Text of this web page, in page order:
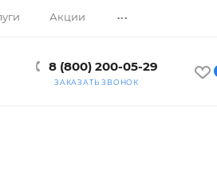
Акции ...
8 (800) 200-05-29
ЗАКАЗАТЬ ЗВОНОК